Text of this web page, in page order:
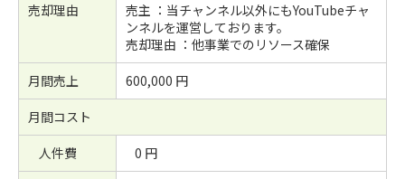
売却理由
売主 ：当チャンネル以外にもYouTubeチャ
ンネルを運営しております。
売却理由 ：他事業でのリソース確保
月間売上
600,000 円
月間コスト
人件費
0 円